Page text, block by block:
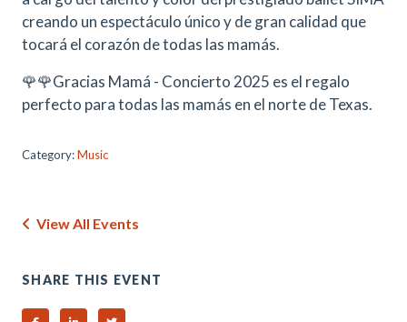
creando un espectáculo único y de gran calidad que
tocará el corazón de todas las mamás.
🌹🌹Gracias Mamá - Concierto 2025 es el regalo
perfecto para todas las mamás en el norte de Texas.
Category:Music
View All Events
SHARE THIS EVENT